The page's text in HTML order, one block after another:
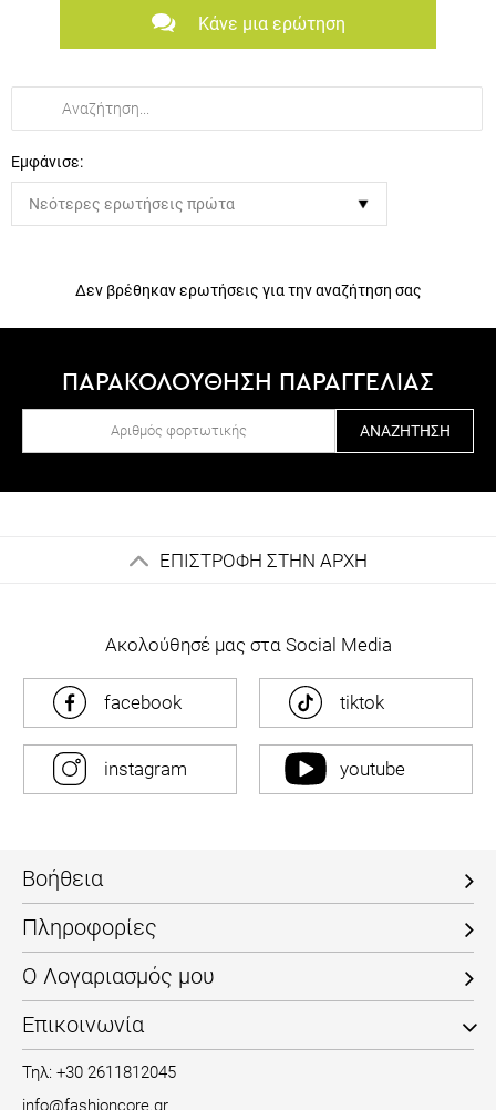
Κάνε μια ερώτηση
Εμφάνισε:
Δεν βρέθηκαν ερωτήσεις για την αναζήτηση σας
ΠΑΡΑΚΟΛΟΥΘΗΣΗ ΠΑΡΑΓΓΕΛΙΑΣ
ΑΝΑΖΉΤΗΣΗ
ΕΠΙΣΤΡΟΦΗ ΣΤΗΝ ΑΡΧΗ
Ακολούθησέ μας στα Social Media
facebook tiktok
instagram youtube
Βοήθεια
Πληροφορίες
Ο Λογαριασμός μου
Επικοινωνία
Τηλ: +30 2611812045
info@fashioncore.gr